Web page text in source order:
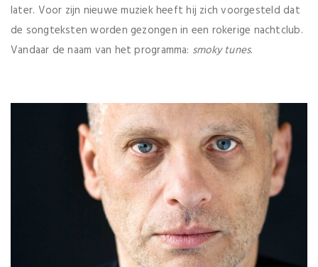
later. Voor zijn nieuwe muziek heeft hij zich voorgesteld dat
de songteksten worden gezongen in een rokerige nachtclub.
Vandaar de naam van het programma: smoky tunes.